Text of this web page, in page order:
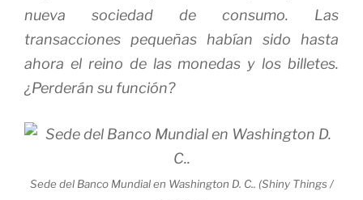
nueva sociedad de consumo. Las
transacciones pequeñas habían sido hasta
ahora el reino de las monedas y los billetes.
¿Perderán su función?
Sede del Banco Mundial en Washington D. C.. (Shiny Things /